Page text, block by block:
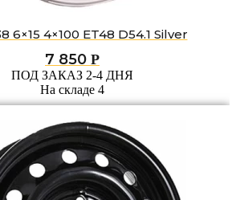
6×15 4×100 ET48 D54.1 Silver
7 850 Р
ПОД ЗАКАЗ 2-4 ДНЯ
На складе 4